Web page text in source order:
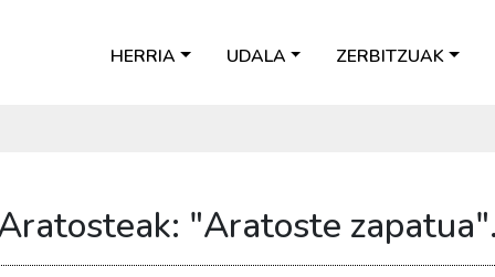
HERRIA UDALA ZERBITZUAK
"Aratoste